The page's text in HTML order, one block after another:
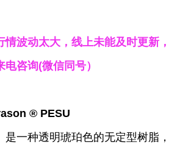
波动太大，线上未能及时更新，
电咨询(微信同号）
® PESU
是一种透明琥珀色的无定型树脂，